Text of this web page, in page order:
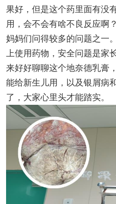
果好，但是这个药里面有没
用，会不会有啥不良反应啊
妈妈们问得较多的问题之一
上使用药物，安全问题是家
来好好聊聊这个地奈德乳膏
能给新生儿用，以及银屑病
了，大家心里头才能踏实。